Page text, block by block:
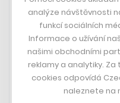
Deadpool je král a
na třetí snímek s
na letošním Super
oficiální název (
Hollywood Reporteru
filmovou upoutávkou v
milionů zhlédnutí za
analýze návštěvnosti
funkcí sociálních
Informace o užívání
našimi obchodními
reklamy a analytiky.
cookies odpovídá
naleznete na